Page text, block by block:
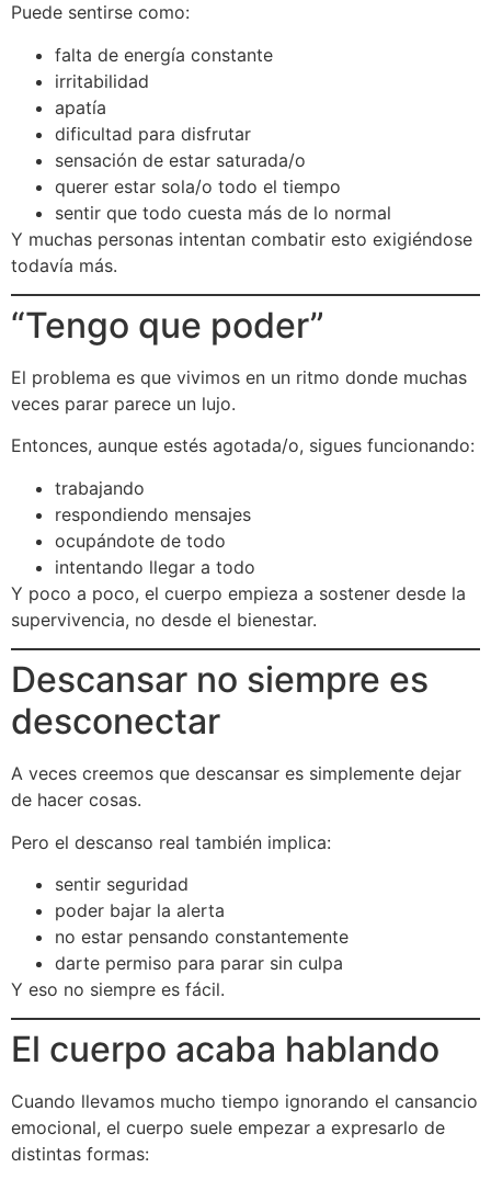
Puede sentirse como:
falta de energía constante
irritabilidad
apatía
dificultad para disfrutar
sensación de estar saturada/o
querer estar sola/o todo el tiempo
sentir que todo cuesta más de lo normal
Y muchas personas intentan combatir esto exigiéndose
todavía más.
“Tengo que poder”
El problema es que vivimos en un ritmo donde muchas
veces parar parece un lujo.
Entonces, aunque estés agotada/o, sigues funcionando:
trabajando
respondiendo mensajes
ocupándote de todo
intentando llegar a todo
Y poco a poco, el cuerpo empieza a sostener desde la
supervivencia, no desde el bienestar.
Descansar no siempre es
desconectar
A veces creemos que descansar es simplemente dejar
de hacer cosas.
Pero el descanso real también implica:
sentir seguridad
poder bajar la alerta
no estar pensando constantemente
darte permiso para parar sin culpa
Y eso no siempre es fácil.
El cuerpo acaba hablando
Cuando llevamos mucho tiempo ignorando el cansancio
emocional, el cuerpo suele empezar a expresarlo de
distintas formas: